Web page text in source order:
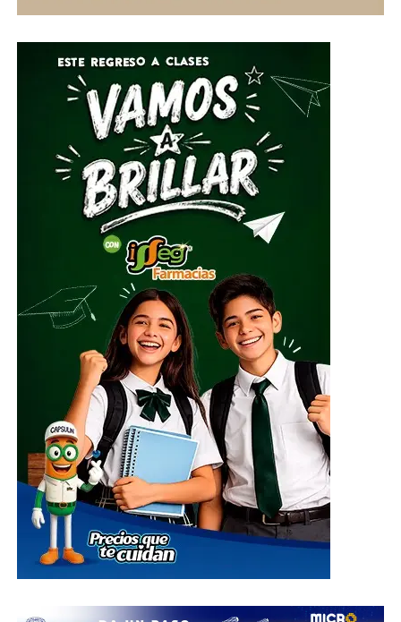
Por su parte, el Director General del Sistema DIF Estatal
Guanajuato, José Alfonso Borja Pimentel, explicó que se
estarán recibiendo alimentos no perecederos, artículos
de higiene personal, insumos de limpieza y
herramientas, mismos que serán clasificados y
embalados para su posterior entrega al Sistema
Nacional DIF, instancia encargada de coordinar el envío
del apoyo humanitario.
ADVERTISEMENT
El centro de acopio principal estará ubicado en el
Parque Guanajuato Bicentenario, localizado en la
carretera de cuota kilómetro 3.8, comunidad Los
Rodríguez, en el municipio de Silao; además de las
oficinas del Sistema DIF Estatal Guanajuato ubicadas en
Paseo de la Presa # 89-A, Zona Centro, en la ciudad de
Guanajuato; así como en las instalaciones de los 46
Sistemas DIF Municipales del estado, donde las
donaciones podrán entregarse del 1 al 10 de julio, en un